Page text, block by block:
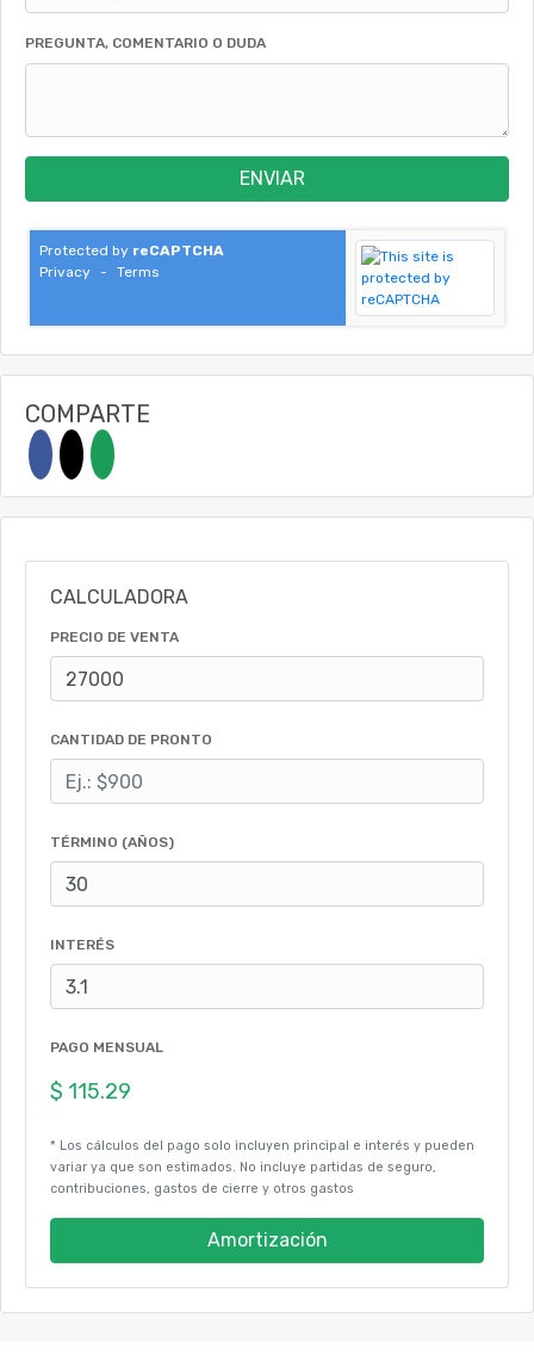
PREGUNTA, COMENTARIO O DUDA
ENVIAR
Protected by reCAPTCHA
Privacy
- Terms
COMPARTE
CALCULADORA
PRECIO DE VENTA
CANTIDAD DE PRONTO
TÉRMINO (AÑOS)
INTERÉS
PAGO MENSUAL
* Los cálculos del pago solo incluyen principal e interés y pueden
variar ya que son estimados. No incluye partidas de seguro,
contribuciones, gastos de cierre y otros gastos
Amortización